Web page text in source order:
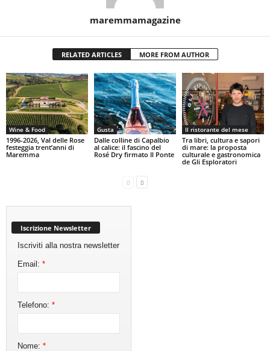
maremmamagazine
RELATED ARTICLES MORE FROM AUTHOR
Wine & Food
1996-2026, Val delle Rose
festeggia trent’anni di
Maremma
Gusta
Dalle colline di Capalbio
al calice: il fascino del
Rosé Dry firmato Il Ponte
Il ristorante del mese
Tra libri, cultura e sapori
di mare: la proposta
culturale e gastronomica
de Gli Esploratori
Iscrizione Newsletter
Iscriviti alla nostra newsletter
Email:*
Telefono:*
Nome:*